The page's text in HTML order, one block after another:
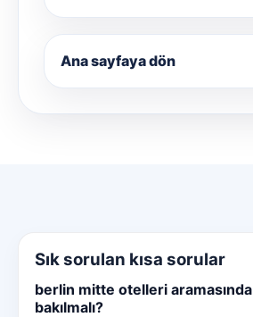
Ana sayfaya dön
Sık sorulan kısa sorular
berlin mitte otelleri
bakılmalı?